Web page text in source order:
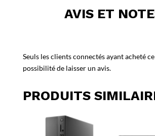
AVIS ET
Seuls les clients connectés ayant acheté
possibilité de laisser un avis.
PRODUITS